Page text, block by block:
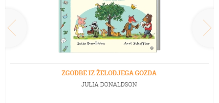
ZGODBE IZ ŽELODJEGA GOZDA
JULIA DONALDSON